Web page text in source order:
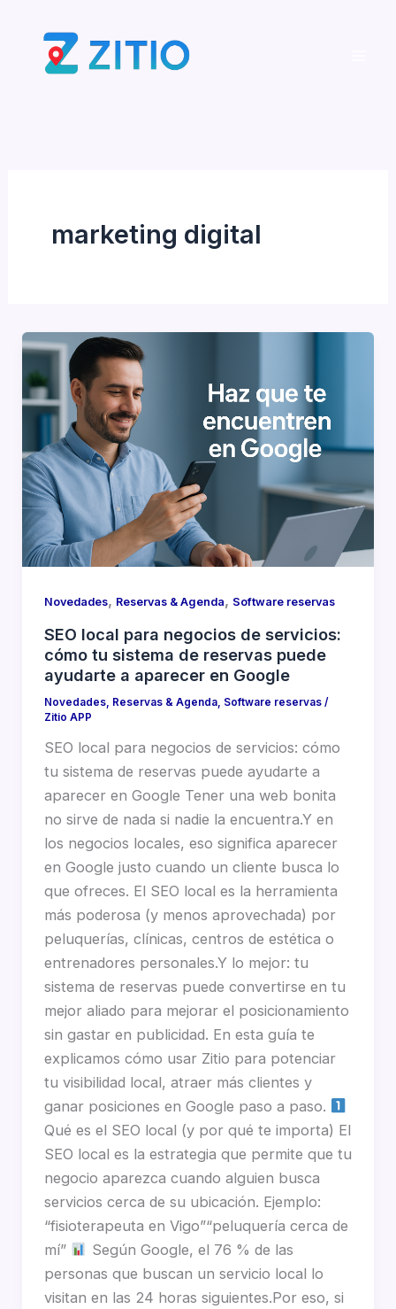
contenido
marketing digital
Novedades, Reservas & Agenda, Software reservas
SEO local para negocios de servicios:
cómo tu sistema de reservas puede
ayudarte a aparecer en Google
Novedades, Reservas & Agenda, Software reservas/
Zitio APP
SEO local para negocios de servicios: cómo
tu sistema de reservas puede ayudarte a
aparecer en Google Tener una web bonita
no sirve de nada si nadie la encuentra.Y en
los negocios locales, eso significa aparecer
en Google justo cuando un cliente busca lo
que ofreces. El SEO local es la herramienta
más poderosa (y menos aprovechada) por
peluquerías, clínicas, centros de estética o
entrenadores personales.Y lo mejor: tu
sistema de reservas puede convertirse en tu
mejor aliado para mejorar el posicionamiento
sin gastar en publicidad. En esta guía te
explicamos cómo usar Zitio para potenciar
tu visibilidad local, atraer más clientes y
ganar posiciones en Google paso a paso.
Qué es el SEO local (y por qué te importa) El
SEO local es la estrategia que permite que tu
negocio aparezca cuando alguien busca
servicios cerca de su ubicación. Ejemplo:
“fisioterapeuta en Vigo”“peluquería cerca de
mí”
Según Google, el 76 % de las
personas que buscan un servicio local lo
visitan en las 24 horas siguientes.Por eso, si